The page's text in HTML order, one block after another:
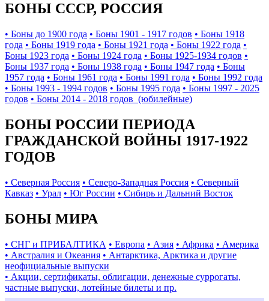
БОНЫ СССР, РОССИЯ
• Боны до 1900 года • Боны 1901 - 1917 годов • Боны 1918
года • Боны 1919 года • Боны 1921 года • Боны 1922 года •
Боны 1923 года • Боны 1924 года • Боны 1925-1934 годов •
Боны 1937 года • Боны 1938 года • Боны 1947 года • Боны
1957 года • Боны 1961 года • Боны 1991 года • Боны 1992 года
• Боны 1993 - 1994 годов • Боны 1995 года • Боны 1997 - 2025
годов • Боны 2014 - 2018 годов (юбилейные)
БОНЫ РОССИИ ПЕРИОДА
ГРАЖДАНСКОЙ ВОЙНЫ 1917-1922
ГОДОВ
• Северная Россия • Северо-Западная Россия • Северный
Кавказ • Урал • Юг России • Сибирь и Дальний Восток
БОНЫ МИРА
• СНГ и ПРИБАЛТИКА • Европа • Азия • Африка • Америка
• Австралия и Океания • Антарктика, Арктика и другие
неофициальные выпуски
• Акции, сертификаты, облигации, денежные суррогаты,
частные выпуски, лотейные билеты и пр.